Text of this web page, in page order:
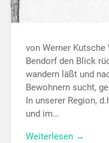
von Werner
Bendorf den Blick
wandern läßt und
Bewohnern sucht,
In unserer Region,
und im…
Weiterlesen →